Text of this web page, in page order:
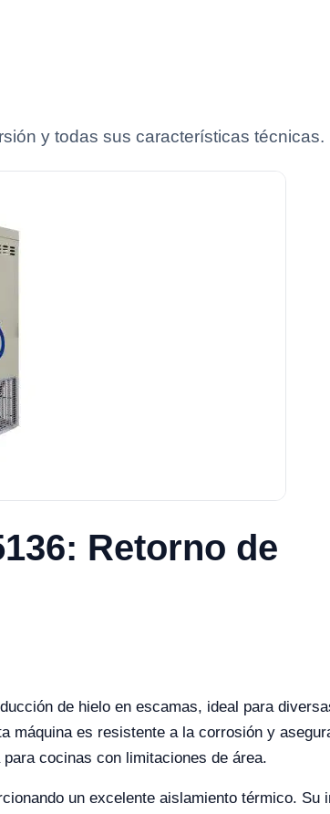
y todas sus características técnicas.
Retorno de
de hielo en escamas, ideal para
máquina es resistente a la corrosión y
cocinas con limitaciones de área.
un excelente aislamiento térmico. Su